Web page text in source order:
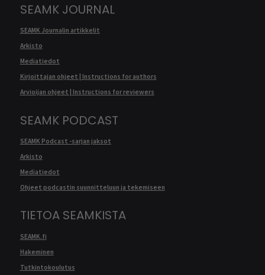
SEAMK JOURNAL
SEAMK Journalin artikkelit
Arkisto
Mediatiedot
Kirjoittajan ohjeet | Instructions for authors
Arvioijan ohjeet | Instructions for reviewers
SEAMK PODCAST
SEAMK Podcast -sarjan jaksot
Arkisto
Mediatiedot
Ohjeet podcastin suunnitteluun ja tekemiseen
TIETOA SEAMKISTA
SEAMK.fi
Hakeminen
Tutkintokoulutus